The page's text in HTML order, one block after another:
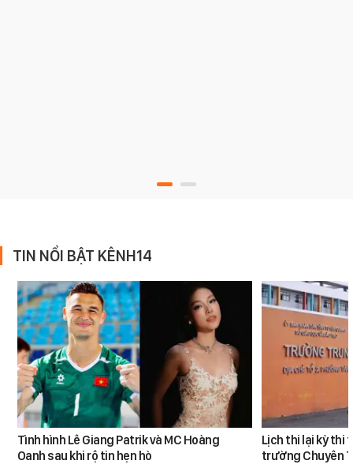
TIN NỔI BẬT KÊNH14
Tình hình Lê Giang Patrik và MC Hoàng
Oanh sau khi rộ tin hẹn hò
Lịch thi lại kỳ thi
trường Chuyên